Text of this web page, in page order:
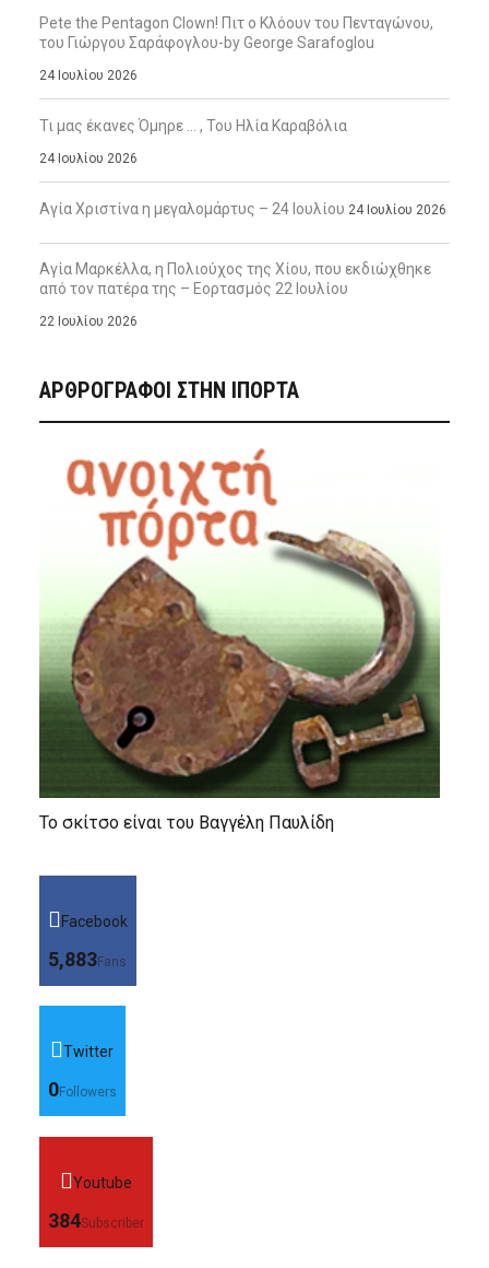
Pete the Pentagon Clown! Πιτ ο Κλόουν του Πενταγώνου,
του Γιώργου Σαράφογλου-by George Sarafoglou
24 Ιουλίου 2026
Τι μας έκανες Όμηρε … , Του Ηλία Καραβόλια
24 Ιουλίου 2026
Αγία Χριστίνα η μεγαλομάρτυς – 24 Ιουλίου 24 Ιουλίου 2026
Αγία Μαρκέλλα, η Πολιούχος της Χίου, που εκδιώχθηκε
από τον πατέρα της – Εορτασμός 22 Ιουλίου
22 Ιουλίου 2026
ΑΡΘΡΟΓΡΑΦΟΙ ΣΤΗΝ IΠΟΡΤΑ
Το σκίτσο είναι του Βαγγέλη Παυλίδη
Facebook
5,883Fans
Twitter
0Followers
Youtube
384Subscriber